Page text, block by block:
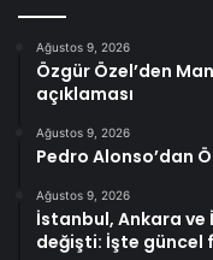
Ağustos 9, 2026
Özgür Özel’den
açıklaması
Ağustos 9, 2026
Pedro Alonso’dan
Ağustos 9, 2026
İstanbul, Ankara ve
değişti: İşte güncel